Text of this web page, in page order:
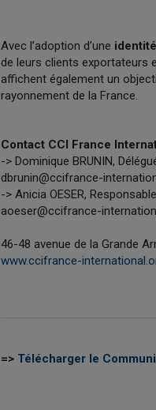
Avec l’adoption d’une
de leurs clients exportateurs
affichent également un
rayonnement de la France.
Contact CCI France
-> Dominique BRUNIN,
dbrunin@ccifrance-
-> Anicia OESER,
aoeser@ccifrance-
46-48 avenue de la Grande
www.ccifrance-
=> Télécharger le